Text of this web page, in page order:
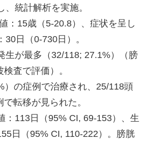
統計解析を実施。
：15歳（5-20.8）、症状を呈し
30日（0-730日）。
生が最多（32/118; 27.1%）（膀
査で評価）。
）の症例で治療され、25/118頭
で転移が見られた。
：113日（95% CI, 69-153）、生
日（95% CI, 110-222）。膀胱